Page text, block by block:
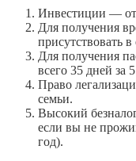
Инвестиции — от
Для получения
присутствовать
Для получения
всего 35 дней за 5
Право
семьи.
Высокий
если вы не
год).